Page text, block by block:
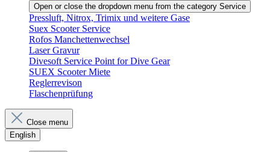
Open or close the dropdown menu from the category Service
Pressluft, Nitrox, Trimix und weitere Gase
Suex Scooter Service
Rofos Manchettenwechsel
Laser Gravur
Divesoft Service Point for Dive Gear
SUEX Scooter Miete
Reglerrevison
Flaschenprüfung
Close menu
English